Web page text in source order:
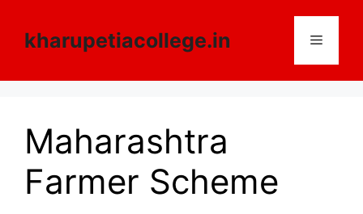
contentkharupetiacollege.in Menu
Maharashtra
Farmer Scheme